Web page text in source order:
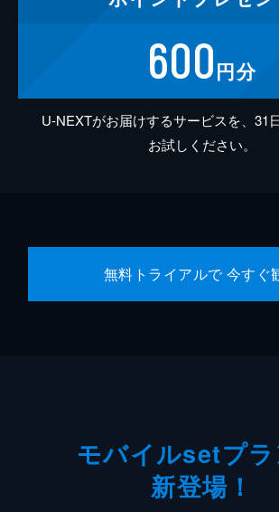
600円分
U-NEXTがお届けするサービスを、31
お試しください。
無料トライアルで 今すぐ
モバイルsetプ
新登場！